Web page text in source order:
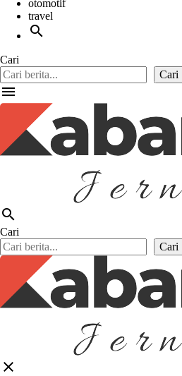
otomotif
travel
search
Cari
Cari
menu
search
Cari
Cari
close